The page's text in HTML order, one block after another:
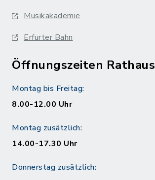
Musikakademie
Erfurter Bahn
Öffnungszeiten Rathaus
Montag bis Freitag:
8.00-12.00 Uhr
Montag zusätzlich:
14.00-17.30 Uhr
Donnerstag zusätzlich: